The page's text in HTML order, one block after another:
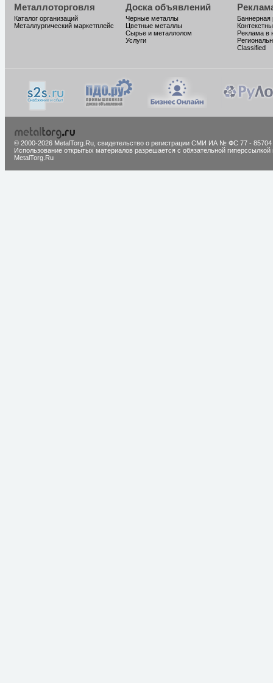
Металлоторговля
Каталог организаций
Металлургический маркетплейс
Доска объявлений
Черные металлы
Цветные металлы
Сырье и металлолом
Услуги
Баннерная
Реклама в
Classified
© 2000-2026 MetalTorg.Ru, cвидетельство о регистрации СМИ ИА № ФС 77 - 85704
Использование открытых материалов разрешается с обязательной гиперссылкой
MetalTorg.Ru